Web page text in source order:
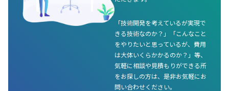
「技術開発を考えているが実現で
きる技術なのか？」「こんなこと
をやりたいと思っているが、費用
は大体いくらかかるのか？」等、
気軽に相談や見積もりができる所
をお探しの方は、是非お気軽にお
問い合わせください。